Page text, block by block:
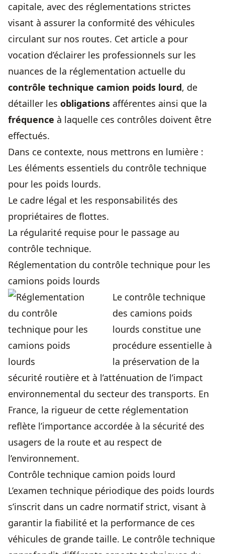
capitale, avec des réglementations strictes
visant à assurer la conformité des véhicules
circulant sur nos routes. Cet article a pour
vocation d’éclairer les professionnels sur les
nuances de la réglementation actuelle du
contrôle technique camion poids lourd, de
détailler les obligations afférentes ainsi que la
fréquence à laquelle ces contrôles doivent être
effectués.
Dans ce contexte, nous mettrons en lumière :
Les éléments essentiels du contrôle technique
pour les poids lourds.
Le cadre légal et les responsabilités des
propriétaires de flottes.
La régularité requise pour le passage au
contrôle technique.
Réglementation du contrôle technique pour les
camions poids lourds
Le contrôle technique
des camions poids
lourds constitue une
procédure essentielle à
la préservation de la
sécurité routière et à l’atténuation de l’impact
environnemental du secteur des transports. En
France, la rigueur de cette réglementation
reflète l’importance accordée à la sécurité des
usagers de la route et au respect de
l’environnement.
Contrôle technique camion poids lourd
L’examen technique périodique des poids lourds
s’inscrit dans un cadre normatif strict, visant à
garantir la fiabilité et la performance de ces
véhicules de grande taille. Le contrôle technique